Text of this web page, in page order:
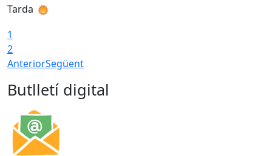
Tarda
1
2
AnteriorSegüent
Butlletí digital